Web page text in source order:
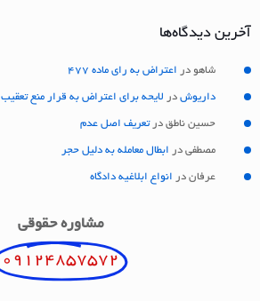
آخرین دیدگاه‌ها
شاهو در اعتراض به رای ماده 477
داریوش در لایحه برای اعتراض به قرار منع تعقیب
حسین ناطق درتعریف اصل عدم
مصطفی در ابطال معامله به دلیل حجر
عرفان در انواع ابلاغیه دادگاه
مشاوره حقوقی
09124857572